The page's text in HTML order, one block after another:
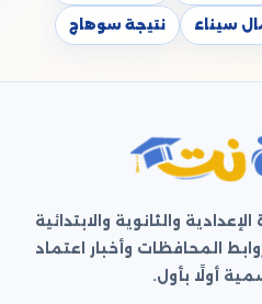
سيناء نتيجة سوهاج
والثانوية والابتدائية
المحافظات وأخبار اعتماد
أولًا بأول.